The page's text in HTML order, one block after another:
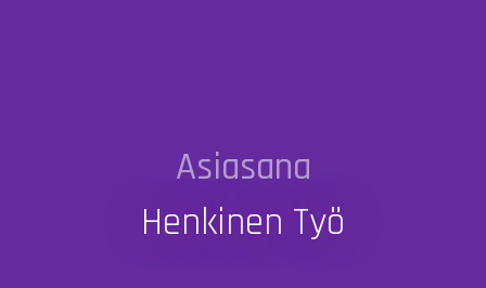
Asiasana
Henkinen Työ